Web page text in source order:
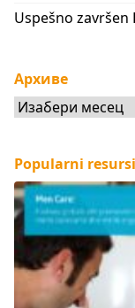
Uspešno
Архиве
Архиве
Popularni resursi